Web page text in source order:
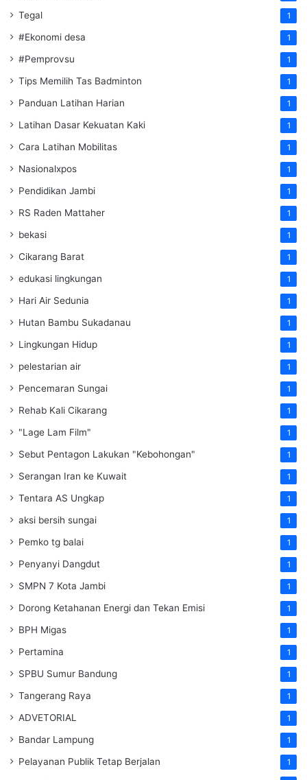
Tegal 1
#Ekonomi desa 1
#Pemprovsu 1
Tips Memilih Tas Badminton 1
Panduan Latihan Harian 1
Latihan Dasar Kekuatan Kaki 1
Cara Latihan Mobilitas 1
Nasionalxpos 1
Pendidikan Jambi 1
RS Raden Mattaher 1
bekasi 1
Cikarang Barat 1
edukasi lingkungan 1
Hari Air Sedunia 1
Hutan Bambu Sukadanau 1
Lingkungan Hidup 1
pelestarian air 1
Pencemaran Sungai 1
Rehab Kali Cikarang 1
"Lage Lam Film" 1
Sebut Pentagon Lakukan "Kebohongan" 1
Serangan Iran ke Kuwait 1
Tentara AS Ungkap 1
aksi bersih sungai 1
Pemko tg balai 1
Penyanyi Dangdut 1
SMPN 7 Kota Jambi 1
Dorong Ketahanan Energi dan Tekan Emisi 1
BPH Migas 1
Pertamina 1
SPBU Sumur Bandung 1
Tangerang Raya 1
ADVETORIAL 1
Bandar Lampung 1
Pelayanan Publik Tetap Berjalan 1